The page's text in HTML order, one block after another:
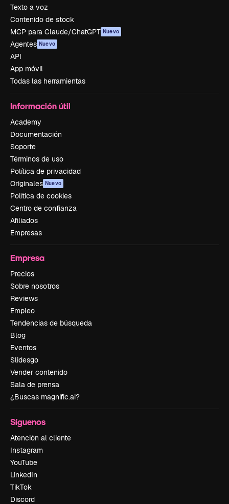
Texto a voz
Contenido de stock
MCP para Claude/ChatGPT Nuevo
Agentes Nuevo
API
App móvil
Todas las herramientas
Información útil
Academy
Documentación
Soporte
Términos de uso
Política de privacidad
Originales Nuevo
Política de cookies
Centro de confianza
Afiliados
Empresas
Empresa
Precios
Sobre nosotros
Reviews
Empleo
Tendencias de búsqueda
Blog
Eventos
Slidesgo
Vender contenido
Sala de prensa
¿Buscas magnific.ai?
Síguenos
Atención al cliente
Instagram
YouTube
LinkedIn
TikTok
Discord